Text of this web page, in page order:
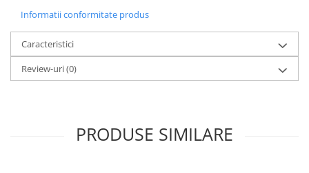
Informatii conformitate produs
Caracteristici
Review-uri(0)
PRODUSE SIMILARE